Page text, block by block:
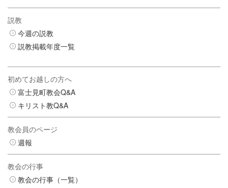
説教
今週の説教
説教掲載年度一覧
初めてお越しの方へ
富士見町教会Q&A
キリスト教Q&A
教会員のページ
週報
教会の行事
教会の行事（一覧）